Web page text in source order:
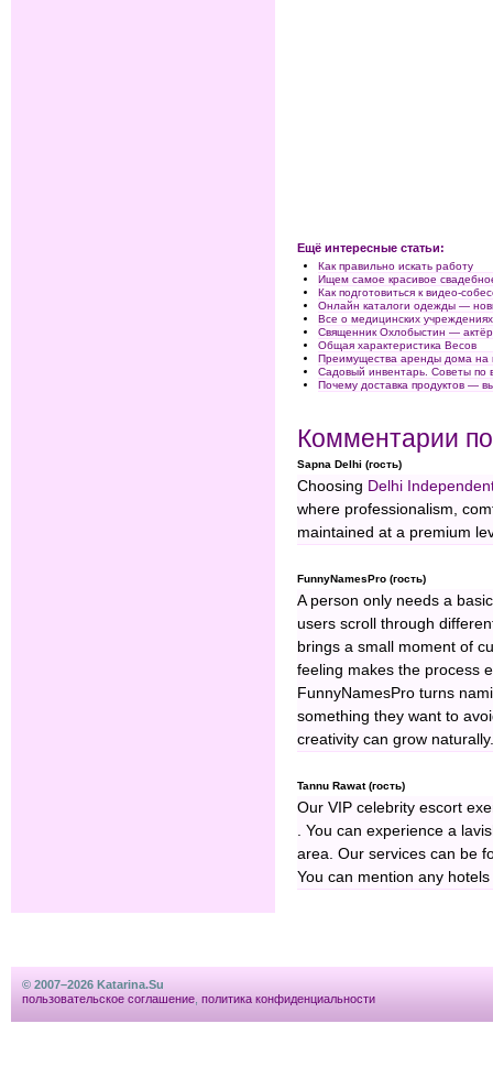
Ещё интересные статьи:
Как правильно искать работу
Ищем самое красивое
Как подготовиться к видео-
Онлайн каталоги одежды —
Все о медицинских
Священник Охлобыстин — актёр
Общая характеристика Весов
Преимущества аренды дома на
Садовый инвентарь. Советы по
Почему доставка продуктов —
Комментарии
Sapna Delhi (гость)
Choosing Delhi
where professionalism,
maintained at a premium
FunnyNamesPro (гость)
A person only needs a
users scroll through
brings a small moment of
feeling makes the process
FunnyNamesPro turns
something they want to
creativity can grow naturally.
Tannu Rawat (гость)
Our VIP celebrity escort
. You can experience a
area. Our services can be
You can mention any
© 2007–2026 Katarina.Su
пользовательское соглашение политика конфиденциальности